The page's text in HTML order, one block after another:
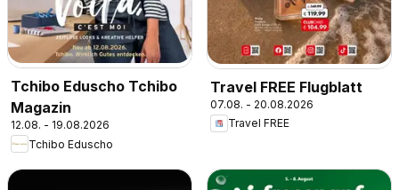
Tchibo Eduscho Tchibo
Magazin
12.08. - 19.08.2026
Tchibo Eduscho
Travel FREE Flugblatt
07.08. - 20.08.2026
Travel FREE